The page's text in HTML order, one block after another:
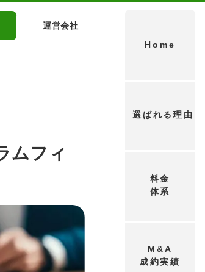
運営会社
Home
選ばれる理由
料金
体系
M&A
成約実績
ムフィ